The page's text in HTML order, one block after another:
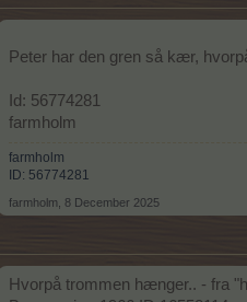
Peter har den gren så kær,
Id: 56774281
farmholm
farmholm
ID: 56774281
farmholm 8 December 2025
Hvorpå trommen hænger.. - fra